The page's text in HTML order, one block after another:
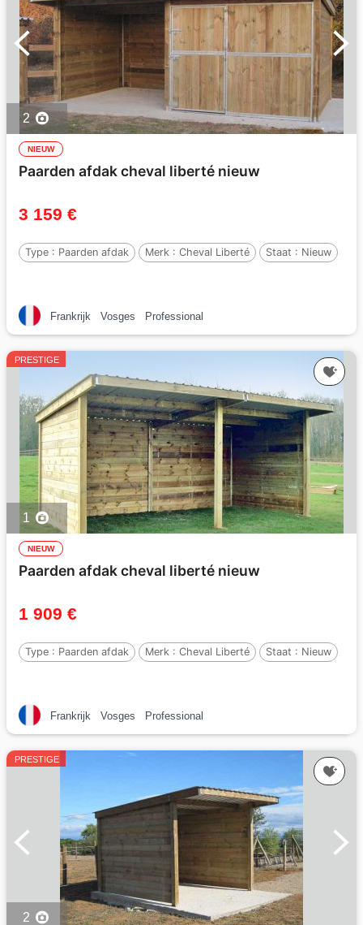
2
NIEUW
Paarden afdak cheval liberté nieuw
3 159 €
Type : Paarden afdak Merk : Cheval Liberté Staat : Nieuw
Frankrijk Vosges Professional
PRESTIGE
1
NIEUW
Paarden afdak cheval liberté nieuw
1 909 €
Type : Paarden afdak Merk : Cheval Liberté Staat : Nieuw
Frankrijk Vosges Professional
PRESTIGE
2